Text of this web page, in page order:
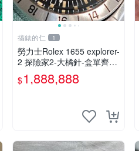
搞錶的仁 1
勞力士Rolex 1655 explorer-
2 探險家2-大橘針-盒單齊少
見MARK 3面盤
$1,888,888